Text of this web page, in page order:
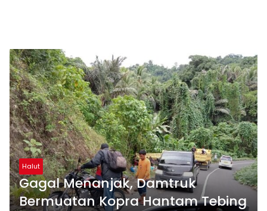
Halut
Gagal Menanjak, Damtruk
Bermuatan Kopra Hantam Tebing